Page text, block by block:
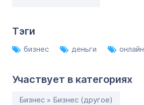
Тэги
бизнес деньги онлайн
Участвует в категориях
Бизнес » Бизнес (другое)